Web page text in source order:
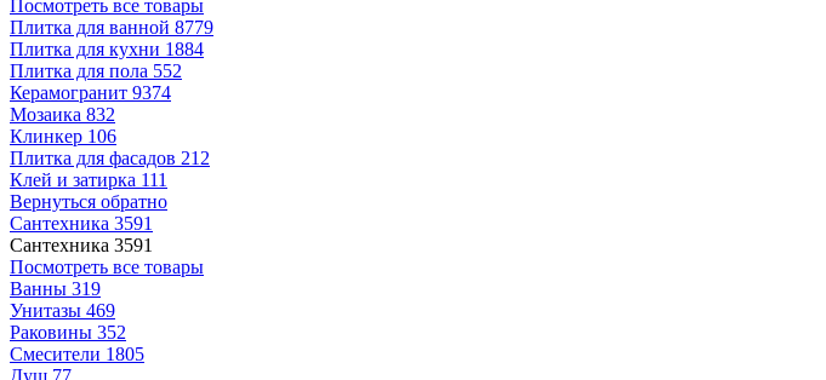
Посмотреть все товары
Плитка для ванной 8779
Плитка для кухни 1884
Плитка для пола 552
Керамогранит 9374
Мозаика 832
Клинкер 106
Плитка для фасадов 212
Клей и затирка 111
Вернуться обратно
Сантехника 3591
Сантехника 3591
Посмотреть все товары
Ванны 319
Унитазы 469
Раковины 352
Смесители 1805
Душ 77